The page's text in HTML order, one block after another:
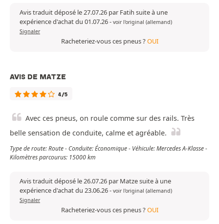
Avis traduit déposé le 27.07.26 par Fatih suite à une
expérience d'achat du 01.07.26- voir l'original (allemand)
Signaler
Racheteriez-vous ces pneus ?OUI
AVIS DE MATZE
4/5
Avec ces pneus, on roule comme sur des rails. Très
belle sensation de conduite, calme et agréable.
Type de route: Route - Conduite: Économique - Véhicule: Mercedes A-Klasse -
Kilomètres parcourus: 15000 km
Avis traduit déposé le 26.07.26 par Matze suite à une
expérience d'achat du 23.06.26- voir l'original (allemand)
Signaler
Racheteriez-vous ces pneus ?OUI